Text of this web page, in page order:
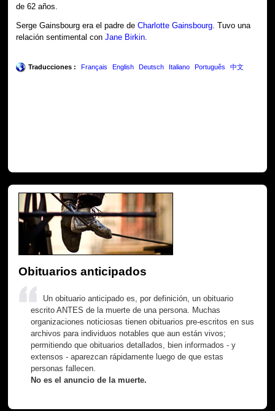
de 62 años.
Serge Gainsbourg era el padre deCharlotte Gainsbourg. Tuvo una
relación sentimental conJane Birkin.
Traducciones : Français English Deutsch Italiano Português 中文
Obituarios anticipados
Un obituario anticipado es, por definición, un obituario
escrito ANTES de la muerte de una persona. Muchas
organizaciones noticiosas tienen obituarios pre-escritos en sus
archivos para individuos notables que aun están vivos;
permitiendo que obituarios detallados, bien informados - y
extensos - aparezcan rápidamente luego de que estas
personas fallecen.
No es el anuncio de la muerte.